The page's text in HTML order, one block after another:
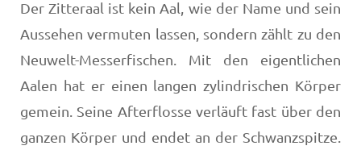
Der Zitteraal ist kein Aal, wie der Name und sein
Aussehen vermuten lassen, sondern zählt zu den
Neuwelt-Messerfischen. Mit den eigentlichen
Aalen hat er einen langen zylindrischen Körper
gemein. Seine Afterflosse verläuft fast über den
ganzen Körper und endet an der Schwanzspitze.